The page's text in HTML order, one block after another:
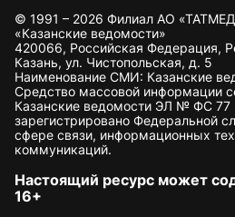
© 1991 – 2026 Филиал АО
«Казанские ведомости»
420066, Российская Федерация,
Казань, ул. Чистопольская, д. 5
Наименование СМИ: Казанские
Средство массовой информации
Казанские ведомости ЭЛ № ФС 77
зарегистрировано Федеральной
сфере связи, информационных
коммуникаций.
Настоящий ресурс может
16+